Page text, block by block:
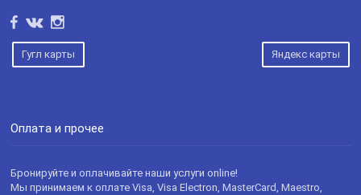
Гугл карты Яндекс карты
Оплата и прочее
Бронируйте и оплачивайте наши услуги online!
Мы принимаем к оплате Visa, Visa Electron, MasterCard, Maestro,